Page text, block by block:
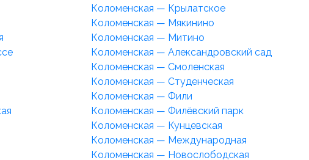
Коломенская — Крылатское
Коломенская — Мякинино
Коломенская — Митино
Коломенская — Александровский сад
Коломенская — Смоленская
Коломенская — Студенческая
Коломенская — Фили
Коломенская — Филёвский парк
Коломенская — Кунцевская
Коломенская — Международная
Коломенская — Новослободская